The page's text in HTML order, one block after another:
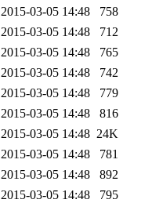
2015-03-05 14:48
758
2015-03-05 14:48
712
2015-03-05 14:48
765
2015-03-05 14:48
742
2015-03-05 14:48
779
2015-03-05 14:48
816
2015-03-05 14:48 24K
2015-03-05 14:48
781
2015-03-05 14:48
892
2015-03-05 14:48
795